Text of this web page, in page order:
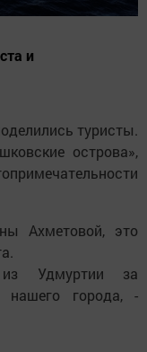
и
туристы.
острова»,
Ахметовой, это
Удмуртии за
нашего города, -